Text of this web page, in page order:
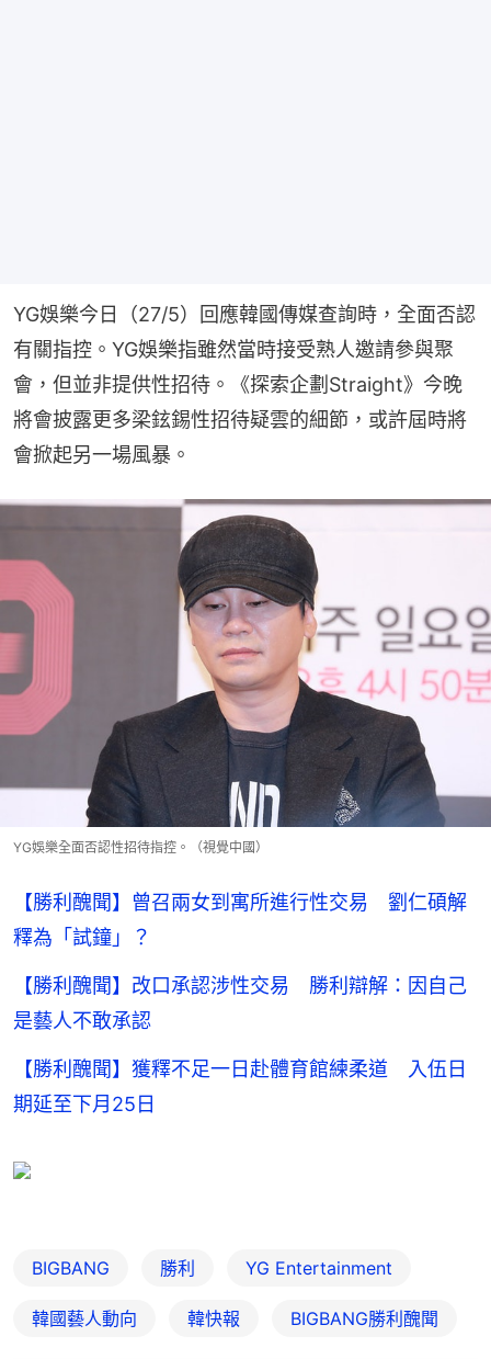
YG娛樂今日（27/5）回應韓國傳媒查詢時，全面否認
有關指控。YG娛樂指雖然當時接受熟人邀請參與聚
會，但並非提供性招待。《探索企劃Straight》今晚
將會披露更多梁鉉錫性招待疑雲的細節，或許屆時將
會掀起另一場風暴。
YG娛樂全面否認性招待指控。（視覺中國）
【勝利醜聞】曾召兩女到寓所進行性交易 劉仁碩解
釋為「試鐘」？
【勝利醜聞】改口承認涉性交易 勝利辯解：因自己
是藝人不敢承認
【勝利醜聞】獲釋不足一日赴體育館練柔道 入伍日
期延至下月25日
BIGBANG 勝利 YG Entertainment
韓國藝人動向 韓快報 BIGBANG勝利醜聞